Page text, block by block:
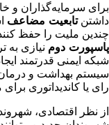
برای سرمایه‌گذاران و
داشتنتابعیت مضاعف
چندین ملیت را حفظ
پاسپورت دوم نیازی به
شبکه ایمنی قدرتمند
سیستم بهداشت و
رای یا کاندیداتوری
از نظر اقتصادی،